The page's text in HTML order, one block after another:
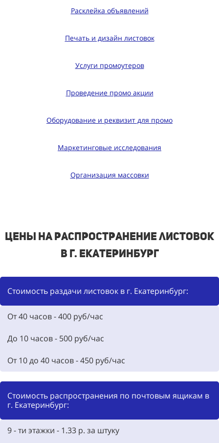
Расклейка объявлений
Печать и дизайн листовок
Услуги промоутеров
Проведение промо акции
Оборудование и реквизит для промо
Маркетинговые исследования
Организация массовки
Цены на распространение листовок
в г. Екатеринбург
Стоимость раздачи листовок в г. Екатеринбург:
От 40 часов - 400 руб/час
До 10 часов - 500 руб/час
От 10 до 40 часов - 450 руб/час
Стоимость распространения по почтовым ящикам в
г. Екатеринбург:
9 - ти этажки - 1.33 р. за штуку